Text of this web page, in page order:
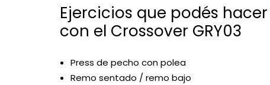
Ejercicios que podés hacer
con el Crossover GRY03
Press de pecho con polea
Remo sentado / remo bajo